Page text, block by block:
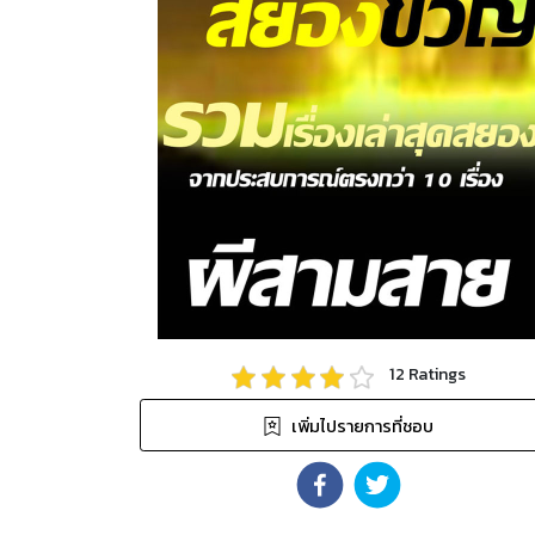
12 Ratings
เพิ่มไปรายการที่ชอบ